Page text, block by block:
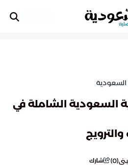
السعودية
السعودية الشاملة في
(
0
) شارك